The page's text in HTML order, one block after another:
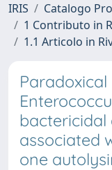
IRIS
Catalogo
1 Contributo in
1.1 Articolo in
bactericidal
associated
one